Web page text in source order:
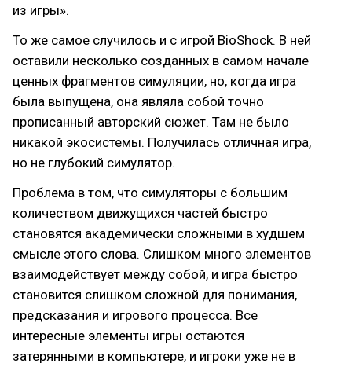
из игры».
То же самое случилось и с игрой BioShock. В ней
оставили несколько созданных в самом начале
ценных фрагментов симуляции, но, когда игра
была выпущена, она являла собой точно
прописанный авторский сюжет. Там не было
никакой экосистемы. Получилась отличная игра,
но не глубокий симулятор.
Проблема в том, что симуляторы с большим
количеством движущихся частей быстро
становятся академически сложными в худшем
смысле этого слова. Слишком много элементов
взаимодействует между собой, и игра быстро
становится слишком сложной для понимания,
предсказания и игрового процесса. Все
интересные элементы игры остаются
затерянными в компьютере, и игроки уже не в